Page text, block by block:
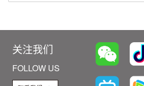
关注我们
FOLLOW US